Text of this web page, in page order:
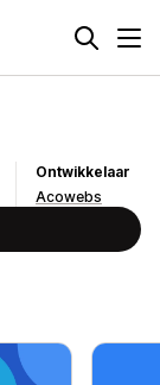
Ontwikkelaar
Acowebs